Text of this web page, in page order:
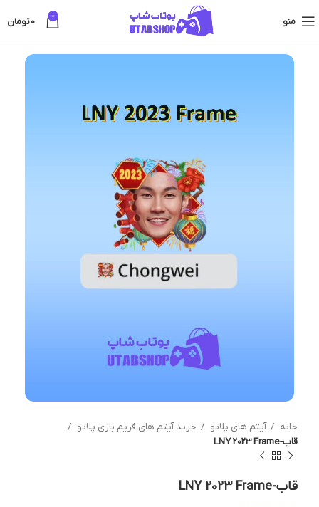
منو 0
0تومان
خانه آیتم های پلاتو
خرید آیتم های فریم بازی پلاتو
قاب-LNY 2023 Frame
قاب-LNY 2023 Frame